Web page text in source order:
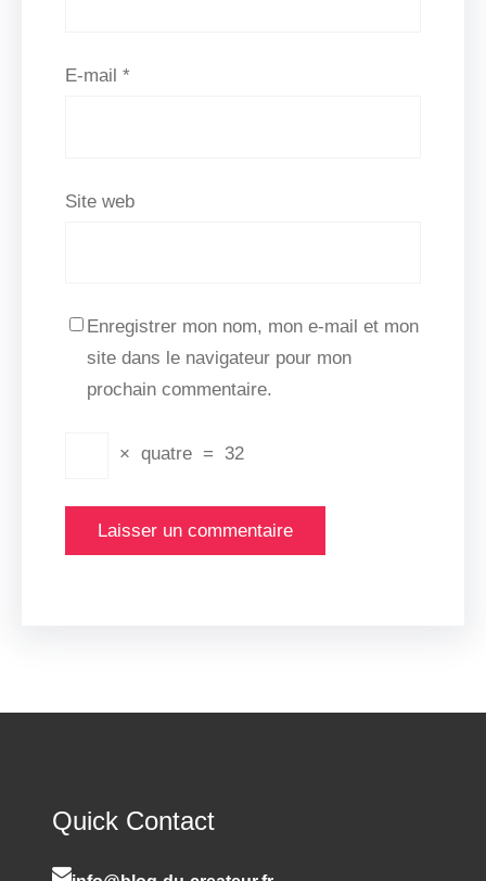
E-mail *
Site web
Enregistrer mon nom, mon e-mail et mon
site dans le navigateur pour mon
prochain commentaire.
× quatre = 32
Quick Contact